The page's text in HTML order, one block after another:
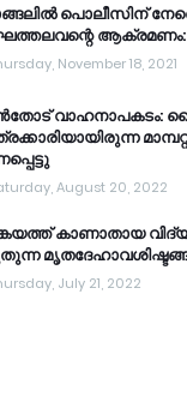
പൊലീസിന്
ആക്രമണം:
November 18, 2021
വാഹനാപകടം:
August 20, 2022
കാണാതായ
July 21, 2022